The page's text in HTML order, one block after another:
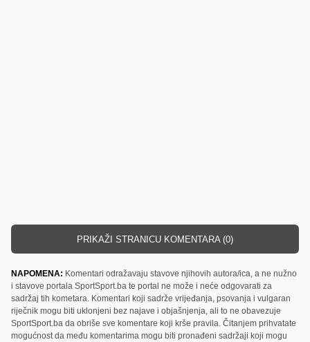
PRIKAŽI STRANICU KOMENTARA (0)
NAPOMENA: Komentari odražavaju stavove njihovih autora/ica, a ne nužno
i stavove portala SportSport.ba te portal ne može i neće odgovarati za
sadržaj tih kometara. Komentari koji sadrže vrijeđanja, psovanja i vulgaran
riječnik mogu biti uklonjeni bez najave i objašnjenja, ali to ne obavezuje
SportSport.ba da obriše sve komentare koji krše pravila. Čitanjem prihvatate
mogućnost da među komentarima mogu biti pronađeni sadržaji koji mogu